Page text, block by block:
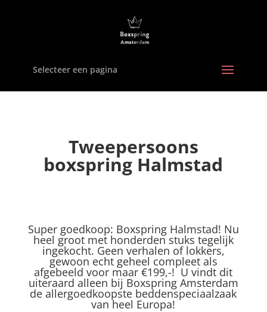
Selecteer een pagina
Tweepersoons
boxspring Halmstad
Super goedkoop: Boxspring Halmstad! Nu
heel groot met honderden stuks tegelijk
ingekocht. Geen verhalen of lokkers,
gewoon echt geheel compleet als
afgebeeld voor maar €199,-! U vindt dit
uiteraard alleen bij Boxspring Amsterdam
de allergoedkoopste beddenspeciaalzaak
van heel Europa!